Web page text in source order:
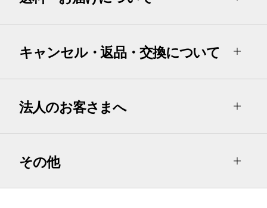
キャンセル・返品・交換について
法人のお客さまへ
その他